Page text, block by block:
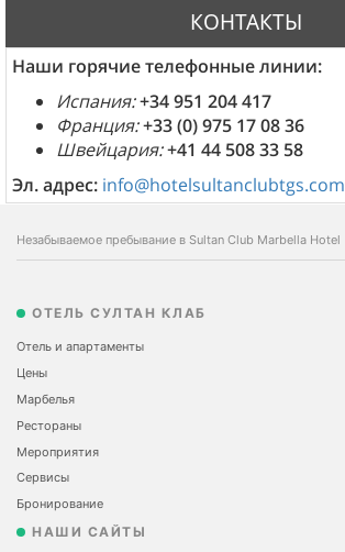
КОНТАКТЫ
Наши горячие телефонные линии:
Испания:+34 951 204 417
Франция:+33 (0) 975 17 08 36
Швейцария:+41 44 508 33 58
Эл. адрес: info@hotelsultanclubtgs.com
Незабываемое пребывание в Sultan Club Marbella Hotel
ОТЕЛЬ СУЛТАН КЛАБ
Отель и апартаменты
Цены
Марбелья
Рестораны
Мероприятия
Сервисы
Бронирование
НАШИ САЙТЫ